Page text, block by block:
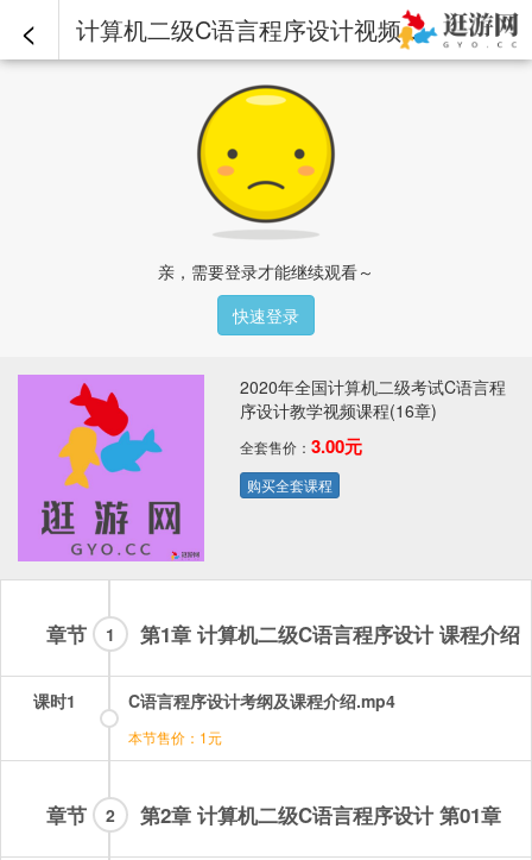
< 计算机二级C语言程序设计视频课程-第14章-14.2结构体类型（1）.mp4 - 2020年全国计算机二级考试C语言程序设计教学视频课程(16章)
亲，需要登录才能继续观看～
快速登录
2020年全国计算机二级考试C语言程
序设计教学视频课程(16章)
全套售价： 3.00元
购买全套课程
章节 第1章 计算机二级C语言程序设计 课程介绍
1
课时1 C语言程序设计考纲及课程介绍.mp4
本节售价：1元
章节 第2章 计算机二级C语言程序设计 第01章
2